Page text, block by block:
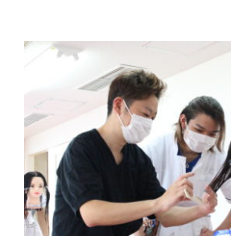
View